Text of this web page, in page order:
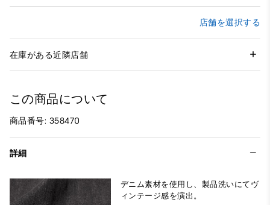
店舗を選択する
在庫がある近隣店舗
この商品について
商品番号: 358470
詳細
デニム素材を使用し、製品洗いにてヴ
ィンテージ感を演出。